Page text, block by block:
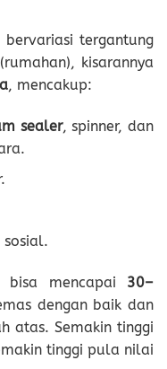
bervariasi tergantung
kisarannya
, mencakup:
sealer, spinner, dan
bisa mencapai 30–
dengan baik dan
atas. Semakin tinggi
tinggi pula nilai